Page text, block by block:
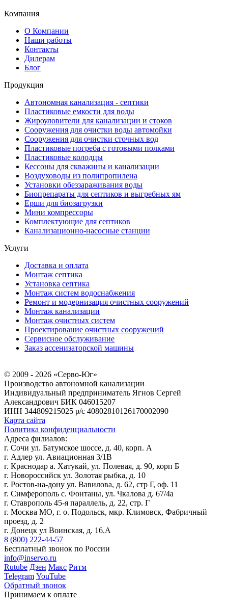
Компания
О Компании
Наши работы
Контакты
Дилерам
Блог
Продукция
Автономная канализация - септики
Пластиковые емкости для воды
Жироуловители для канализации и стоков
Сооружения для очистки воды автомойки
Сооружения для очистки сточных вод
Пластиковые погреба с готовыми полками
Пластиковые колодцы
Кессоны для скважины и канализации
Воздуховоды из полипропилена
Установки обеззараживания воды
Биопрепараты для септиков и выгребных ям
Ерши для биозагрузки
Мини компрессоры
Комплектующие для септиков
Канализационно-насосные станции
Услуги
Доставка и оплата
Монтаж септика
Установка септика
Монтаж систем водоснабжения
Ремонт и модернизация очистных сооружений
Монтаж канализации
Монтаж очистных систем
Проектирование очистных сооружений
Сервисное обслуживание
Заказ ассенизаторской машины
© 2009 - 2026 «Серво-Юг»
Производство автономной канализации
Индивидуальный предприниматель Ягнов Сергей
Александрович БИК 046015207
ИНН 344809215025 р/с 40802810126170002090
Карта сайта
Политика конфиденциальности
Адреса филиалов:
г. Сочи ул. Батумское шоссе, д. 40, корп. А
г. Адлер ул. Авиационная 3/1В
г. Краснодар а. Хатукай, ул. Полевая, д. 90, корп Б
г. Новороссийск ул. Золотая рыбка, д. 10
г. Ростов-на-дону ул. Вавилова, д. 62, стр Г, оф. 11
г. Симферополь с. Фонтаны, ул. Чкалова д. 67/4а
г. Ставрополь 45-я параллель, д. 22, стр. Г
г. Москва МО, г. о. Подольск, мкр. Климовск, Фабричный
проезд, д. 2
г. Донецк ул Воинская, д. 16.А
8 (800) 222-44-57
Бесплатный звонок по России
info@inservo.ru
Rutube Дзен Макс Ритм
Telegram YouTube
Обратный звонок
Принимаем к оплате